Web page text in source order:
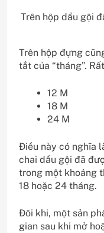
Trên hộp dầu gội
Trên hộp đựng
tắt của “tháng”.
12 M
18 M
24 M
Điều này có nghĩa
chai dầu gội đã
trong một khoảng
18 hoặc 24 tháng.
Đôi khi, một sản
gian sau khi mở